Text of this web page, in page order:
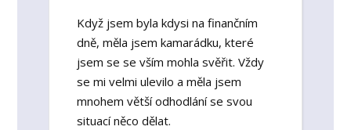
Když jsem byla kdysi na finančním
dně, měla jsem kamarádku, které
jsem se se vším mohla svěřit. Vždy
se mi velmi ulevilo a měla jsem
mnohem větší odhodlání se svou
situací něco dělat.